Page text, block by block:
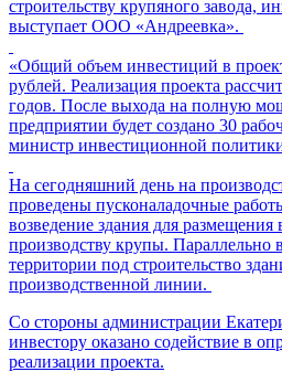
строительству крупяного завода,
выступает ООО «Андреевка».
«Общий объем инвестиций в
рублей. Реализация проекта
годов. После выхода на полную
предприятии будет создано 30
министр инвестиционной
На сегодняшний день на
проведены пусконаладочные
возведение здания для
производству крупы. Параллельно
территории под строительство
производственной линии.
Со стороны администрации
инвестору оказано содействие в
реализации проекта.